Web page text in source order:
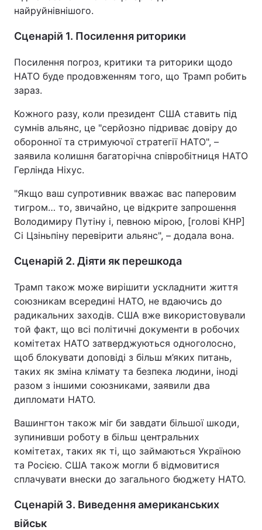
найруйнівнішого.
Сценарій 1. Посилення риторики
Посилення погроз, критики та риторики щодо
НАТО буде продовженням того, що Трамп робить
зараз.
Кожного разу, коли президент США ставить під
сумнів альянс, це "серйозно підриває довіру до
оборонної та стримуючої стратегії НАТО", –
заявила колишня багаторічна співробітниця НАТО
Герлінда Ніхус.
"Якщо ваш супротивник вважає вас паперовим
тигром… то, звичайно, це відкрите запрошення
Володимиру Путіну і, певною мірою, [голові КНР]
Сі Цзіньпіну перевірити альянс", – додала вона.
Сценарій 2. Діяти як перешкода
Трамп також може вирішити ускладнити життя
союзникам всередині НАТО, не вдаючись до
радикальних заходів. США вже використовували
той факт, що всі політичні документи в робочих
комітетах НАТО затверджуються одноголосно,
щоб блокувати доповіді з більш м’яких питань,
таких як зміна клімату та безпека людини, іноді
разом з іншими союзниками, заявили два
дипломати НАТО.
Вашингтон також міг би завдати більшої шкоди,
зупинивши роботу в більш центральних
комітетах, таких як ті, що займаються Україною
та Росією. США також могли б відмовитися
сплачувати внески до загального бюджету НАТО.
Сценарій 3. Виведення американських
військ